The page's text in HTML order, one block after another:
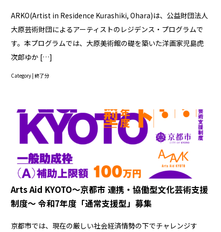
ARKO(Artist in Residence Kurashiki, Ohara)は、公益財団法人
大原芸術財団によるアーティストのレジデンス・プログラムで
す。本プログラムでは、大原美術館の礎を築いた洋画家児島虎
次郎ゆか […]
Category |終了分
Arts Aid KYOTO～京都市 連携・協働型文化芸術支援
制度～ 令和7年度「通常支援型」募集
京都市では、現在の厳しい社会経済情勢の下でチャレンジす